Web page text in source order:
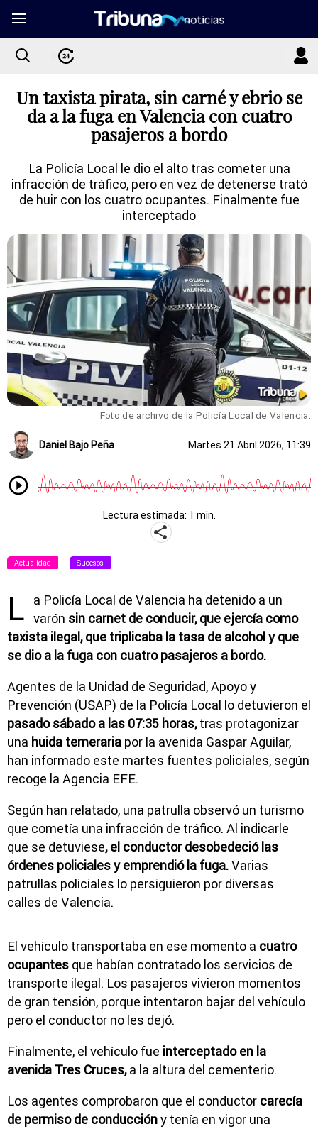
Un taxista pirata, sin carné y ebrio se
da a la fuga en Valencia con cuatro
pasajeros a bordo
La Policía Local le dio el alto tras cometer una
infracción de tráfico, pero en vez de detenerse trató
de huir con los cuatro ocupantes. Finalmente fue
interceptado
Foto de archivo de la Policía Local de Valencia.
Daniel Bajo Peña Martes 21 Abril 2026, 11:39
Lectura estimada: 1 min.
Actualidad Sucesos
L
a Policía Local de Valencia ha detenido a un
varón sin carnet de conducir, que ejercía como
taxista ilegal, que triplicaba la tasa de alcohol y que
se dio a la fuga con cuatro pasajeros a bordo.
Agentes de la Unidad de Seguridad, Apoyo y
Prevención (USAP) de la Policía Local lo detuvieron el
pasado sábado a las 07:35 horas,tras protagonizar
una huida temeraria por la avenida Gaspar Aguilar,
han informado este martes fuentes policiales, según
recoge la Agencia EFE.
Según han relatado, una patrulla observó un turismo
que cometía una infracción de tráfico. Al indicarle
que se detuviese, el conductor desobedeció las
órdenes policiales y emprendió la fuga.Varias
patrullas policiales lo persiguieron por diversas
calles de Valencia.
El vehículo transportaba en ese momento a cuatro
ocupantes que habían contratado los servicios de
transporte ilegal. Los pasajeros vivieron momentos
de gran tensión, porque intentaron bajar del vehículo
pero el conductor no les dejó.
Finalmente, el vehículo fue interceptado en la
avenida Tres Cruces,a la altura del cementerio.
Los agentes comprobaron que el conductor carecía
de permiso de conduccióny tenía en vigor una